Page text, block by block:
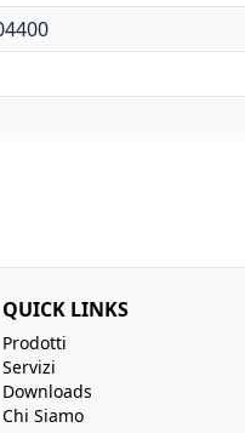
QUICK LINKS
Prodotti
Servizi
Downloads
Chi Siamo